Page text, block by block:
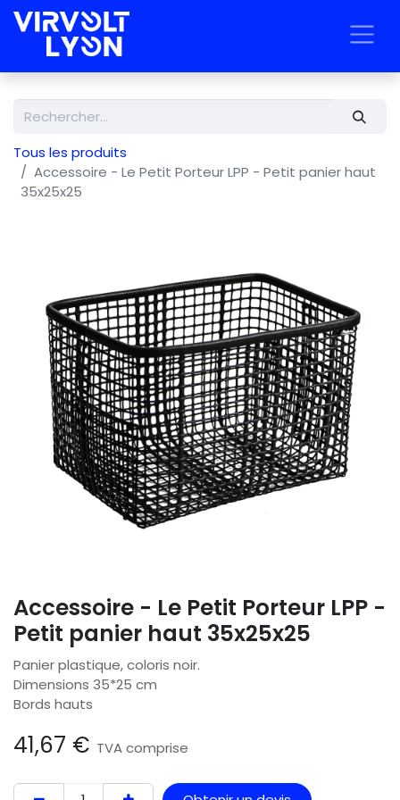
Tous les produits
Accessoire - Le Petit Porteur LPP - Petit panier haut
35x25x25
Accessoire - Le Petit Porteur LPP -
Petit panier haut 35x25x25
Panier plastique, coloris noir.
Dimensions 35*25 cm
Bords hauts
41,67 € TVA comprise